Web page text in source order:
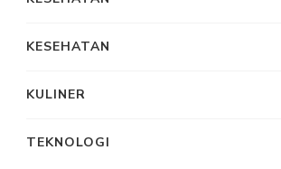
KESEHATAN
KULINER
TEKNOLOGI